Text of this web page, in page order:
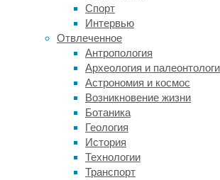
Спорт
Интервью
Отвлеченное
Антропология
Археология и
Астрономия и космос
Возникновение жизни
Ботаника
Геология
История
Технологии
Транспорт
оставляют
обойти
физические
ограничения
используют
этого
подход,
схожий